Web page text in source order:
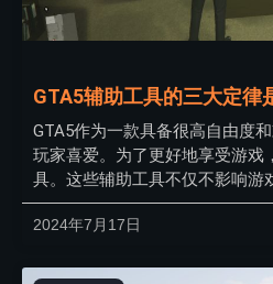
GTA5辅助工具的三大定律
GTA5作为一款具备很高自由度
玩家喜爱。为了更好地享受游戏
具。这些辅助工具不仅不影响游
2024年7月17日